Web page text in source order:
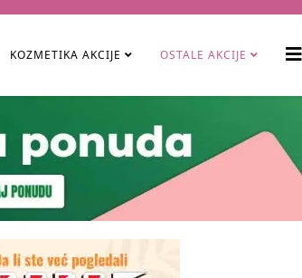
KOZMETIKA AKCIJE OSTALE AKCIJE